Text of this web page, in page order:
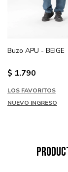
Buzo APU - BEIGE
$ 1.790
LOS FAVORITOS
NUEVO INGRESO